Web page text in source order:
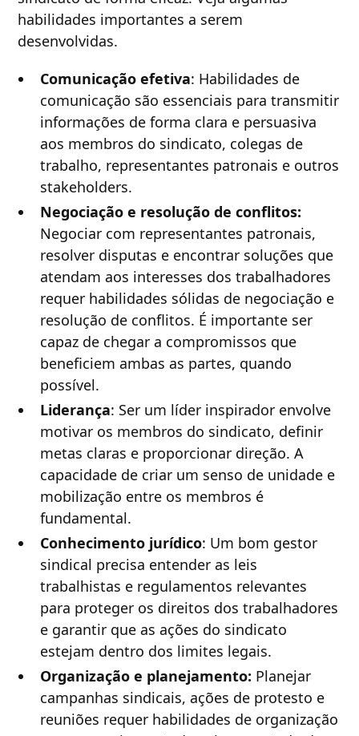
habilidades importantes a serem
desenvolvidas.
Comunicação efetiva: Habilidades de
comunicação são essenciais para transmitir
informações de forma clara e persuasiva
aos membros do sindicato, colegas de
trabalho, representantes patronais e outros
stakeholders.
Negociação e resolução de conflitos:
Negociar com representantes patronais,
resolver disputas e encontrar soluções que
atendam aos interesses dos trabalhadores
requer habilidades sólidas de negociação e
resolução de conflitos. É importante ser
capaz de chegar a compromissos que
beneficiem ambas as partes, quando
possível.
Liderança: Ser um líder inspirador envolve
motivar os membros do sindicato, definir
metas claras e proporcionar direção. A
capacidade de criar um senso de unidade e
mobilização entre os membros é
fundamental.
Conhecimento jurídico: Um bom gestor
sindical precisa entender as leis
trabalhistas e regulamentos relevantes
para proteger os direitos dos trabalhadores
e garantir que as ações do sindicato
estejam dentro dos limites legais.
Organização e planejamento: Planejar
campanhas sindicais, ações de protesto e
reuniões requer habilidades de organização